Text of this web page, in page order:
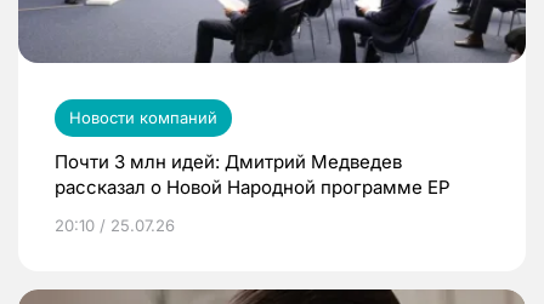
Новости компаний
Почти 3 млн идей: Дмитрий Медведев
рассказал о Новой Народной программе ЕР
20:10 / 25.07.26